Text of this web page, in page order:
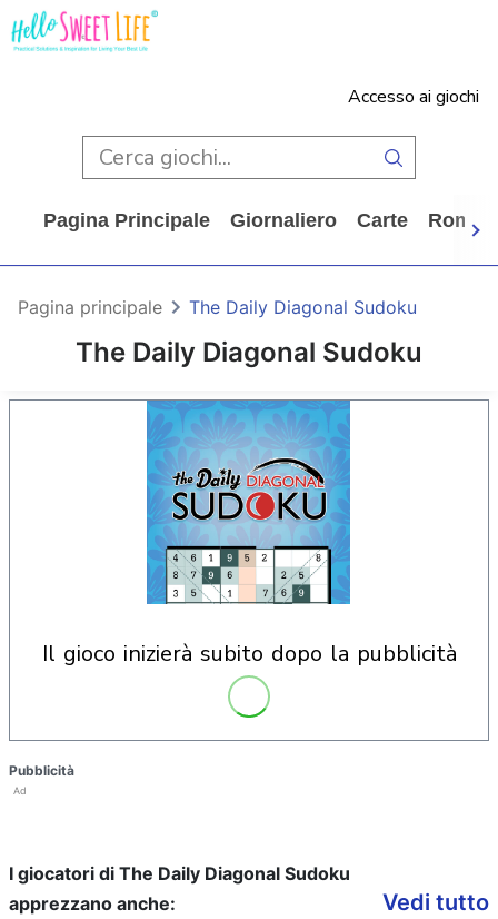
Accesso ai giochi
Pagina Principale Giornaliero Carte
The Daily Diagonal Sudoku
Pagina principale The Daily Diagonal Sudoku
il gioco inizierà subito dopo la pubblicità
Pubblicità
Ad
I giocatori di The Daily Diagonal Sudoku
apprezzano anche:
Vedi tutto